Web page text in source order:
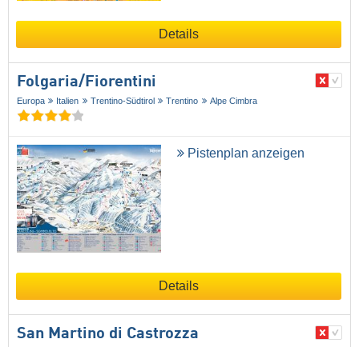
Details
Folgaria/​Fiorentini
Europa Italien Trentino-Südtirol Trentino Alpe Cimbra
Pistenplan anzeigen
Details
San Martino di Castrozza